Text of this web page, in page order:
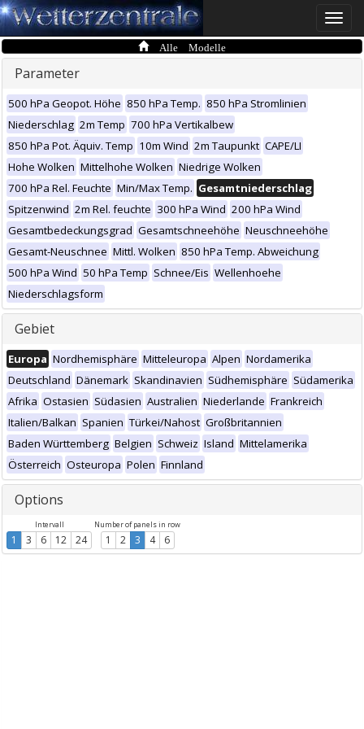
Toggle
Alle Modelle
Parameter
500 hPa Geopot. Höhe 850 hPa Temp. 850 hPa Stromlinien
Niederschlag 2m Temp 700 hPa Vertikalbew
850 hPa Pot. Äquiv. Temp 10m Wind 2m Taupunkt CAPE/LI
Hohe Wolken Mittelhohe Wolken Niedrige Wolken
700 hPa Rel. Feuchte Min/Max Temp. Gesamtniederschlag
Spitzenwind 2m Rel. feuchte 300 hPa Wind 200 hPa Wind
Gesamtbedeckungsgrad Gesamtschneehöhe Neuschneehöhe
Gesamt-Neuschnee Mittl. Wolken 850 hPa Temp. Abweichung
500 hPa Wind 50 hPa Temp Schnee/Eis Wellenhoehe
Niederschlagsform
Gebiet
Europa Nordhemisphäre Mitteleuropa Alpen Nordamerika
Deutschland Dänemark Skandinavien Südhemisphäre Südamerika
Afrika Ostasien Südasien Australien Niederlande Frankreich
Italien/Balkan Spanien Türkei/Nahost Großbritannien
Baden Württemberg Belgien Schweiz Island Mittelamerika
Österreich Osteuropa Polen Finnland
Options
Intervall
1 3 6 12 24
Number of panels in row
1 2 3 4 6